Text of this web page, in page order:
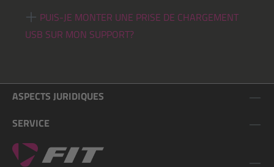
PUIS-JE MONTER UNE PRISE DE CHARGEMENT
USB SUR MON SUPPORT?
ASPECTS JURIDIQUES
SERVICE